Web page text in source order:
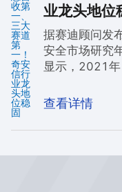
业龙头地位
据赛迪顾问发
安全市场研究
显示，2021
稳固。在终端
三大细分赛道
竞争激烈的
查看详情